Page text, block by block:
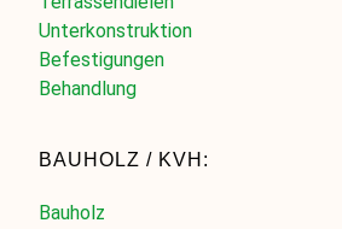
Unterkonstruktion
Befestigungen
Behandlung
BAUHOLZ / KVH:
Bauholz